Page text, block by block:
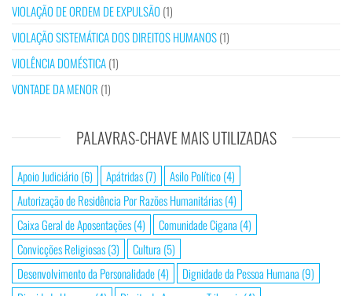
VIOLAÇÃO DE ORDEM DE EXPULSÃO (1)
VIOLAÇÃO SISTEMÁTICA DOS DIREITOS HUMANOS(1)
VIOLÊNCIA DOMÉSTICA(1)
VONTADE DA MENOR (1)
PALAVRAS-CHAVE MAIS UTILIZADAS
Apoio Judiciário(6) Apátridas(7) Asilo Político(4)
Autorização de Residência Por Razões Humanitárias(4)
Caixa Geral de Aposentações(4) Comunidade Cigana (4)
Convicções Religiosas(3) Cultura (5)
Desenvolvimento da Personalidade(4) Dignidade da Pessoa Humana (9)